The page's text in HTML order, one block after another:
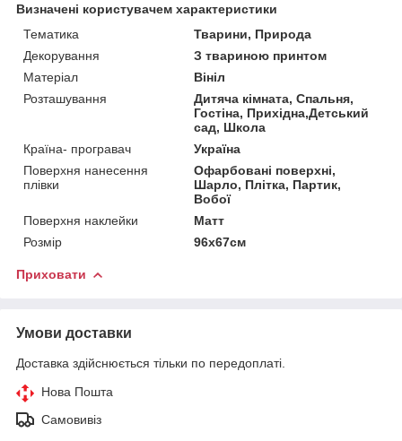
Визначені користувачем характеристики
Тематика
Тварини, Природа
Декорування
З твариною принтом
Матеріал
Вініл
Розташування
Дитяча кімната, Спальня,
Гостіна, Прихідна,Детський
сад, Школа
Країна- програвач
Україна
Поверхня нанесення
плівки
Офарбовані поверхні,
Шарло, Плітка, Партик,
Вобої
Поверхня наклейки
Матт
Розмір
96x67см
Приховати
Умови доставки
Доставка здійснюється тільки по передоплаті.
Нова Пошта
Самовивіз